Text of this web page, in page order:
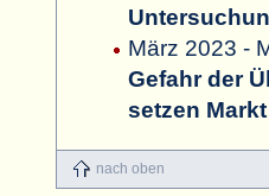
März 2023 -
Gefahr der
setzen
nach oben